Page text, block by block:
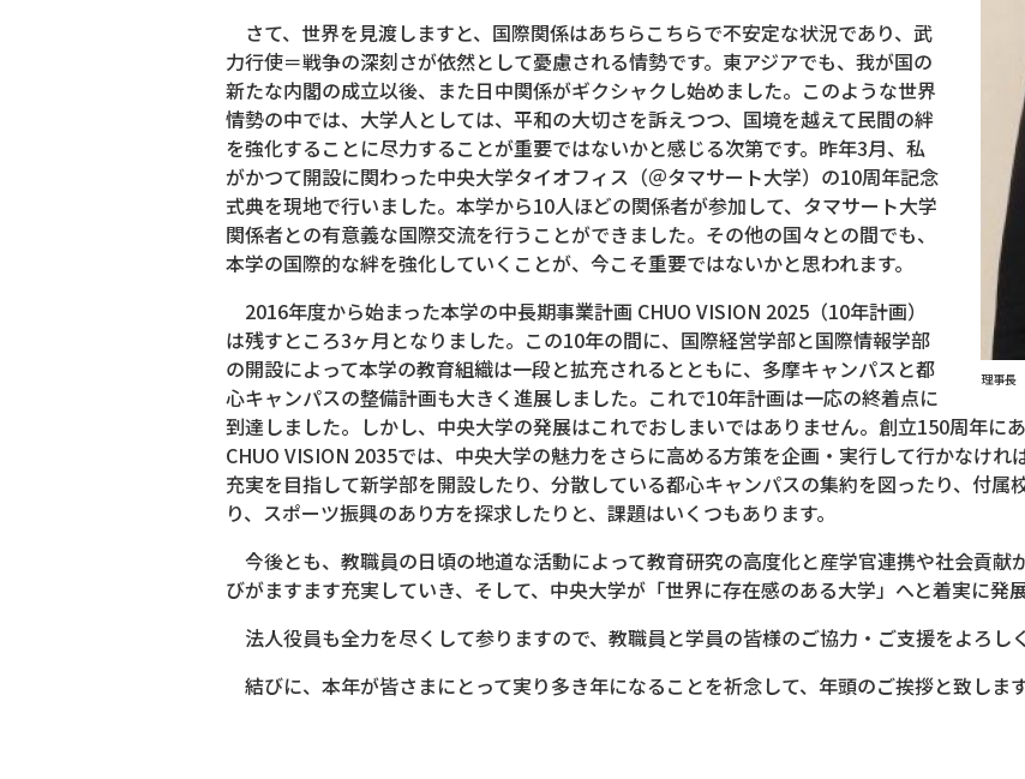
理事長
さて、世界を見渡しますと、国際関係はあちらこちらで不安定な状況であり、武
力行使＝戦争の深刻さが依然として憂慮される情勢です。東アジアでも、我が国の
新たな内閣の成立以後、また日中関係がギクシャクし始めました。このような世界
情勢の中では、大学人としては、平和の大切さを訴えつつ、国境を越えて民間の絆
を強化することに尽力することが重要ではないかと感じる次第です。昨年3月、私
がかつて開設に関わった中央大学タイオフィス（＠タマサート大学）の10周年記念
式典を現地で行いました。本学から10人ほどの関係者が参加して、タマサート大学
関係者との有意義な国際交流を行うことができました。その他の国々との間でも、
本学の国際的な絆を強化していくことが、今こそ重要ではないかと思われます。
2016年度から始まった本学の中長期事業計画 CHUO VISION 2025（10年計画）
は残すところ3ヶ月となりました。この10年の間に、国際経営学部と国際情報学部
の開設によって本学の教育組織は一段と拡充されるとともに、多摩キャンパスと都
心キャンパスの整備計画も大きく進展しました。これで10年計画は一応の終着点に
到達しました。しかし、中央大学の発展はこれでおしまいではありません。創立150周年に
CHUO VISION 2035では、中央大学の魅力をさらに高める方策を企画・実行して行かなけ
充実を目指して新学部を開設したり、分散している都心キャンパスの集約を図ったり、付属
り、スポーツ振興のあり方を探求したりと、課題はいくつもあります。
今後とも、教職員の日頃の地道な活動によって教育研究の高度化と産学官連携や社会貢献
びがますます充実していき、そして、中央大学が「世界に存在感のある大学」へと着実に発
法人役員も全力を尽くして参りますので、教職員と学員の皆様のご協力・ご支援をよろし
結びに、本年が皆さまにとって実り多き年になることを祈念して、年頭のご挨拶と致します